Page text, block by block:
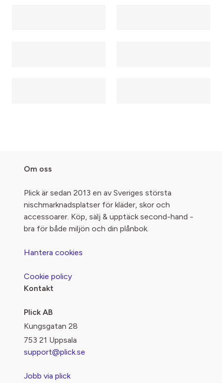
Om oss
Plick är sedan 2013 en av Sveriges största
nischmarknadsplatser för kläder, skor och
accessoarer. Köp, sälj & upptäck second-hand -
bra för både miljön och din plånbok.
Hantera cookies
Cookie policy
Kontakt
Plick AB
Kungsgatan 28
753 21 Uppsala
support@plick.se
Jobb via plick